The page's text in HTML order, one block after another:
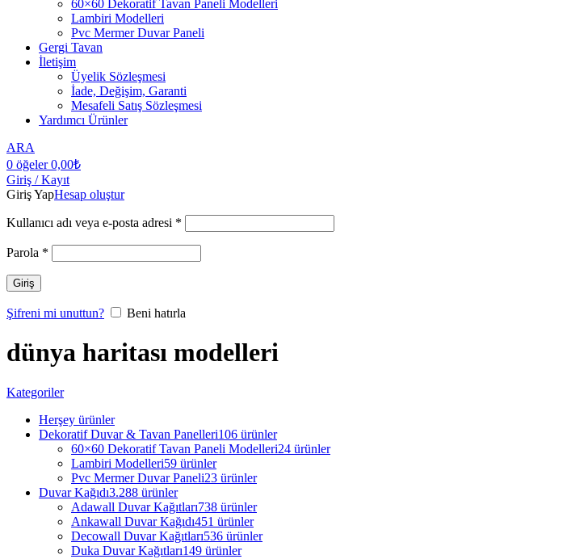
60×60 Dekoratif Tavan Paneli Modelleri
Lambiri Modelleri
Pvc Mermer Duvar Paneli
Gergi Tavan
İletişim
Üyelik Sözleşmesi
İade, Değişim, Garanti
Mesafeli Satış Sözleşmesi
Yardımcı Ürünler
ARA
0 öğeler 0,00₺
Giriş / Kayıt
Giriş YapHesap oluştur
Kullanıcı adı veya e-posta adresi *
Parola *
Giriş
Şifreni mi unuttun? Beni hatırla
dünya haritası modelleri
Kategoriler
Herşey ürünler
Dekoratif Duvar & Tavan Panelleri106 ürünler
60×60 Dekoratif Tavan Paneli Modelleri24 ürünler
Lambiri Modelleri59 ürünler
Pvc Mermer Duvar Paneli23 ürünler
Duvar Kağıdı3.288 ürünler
Adawall Duvar Kağıtları738 ürünler
Ankawall Duvar Kağıdı451 ürünler
Decowall Duvar Kağıtları536 ürünler
Duka Duvar Kağıtları149 ürünler